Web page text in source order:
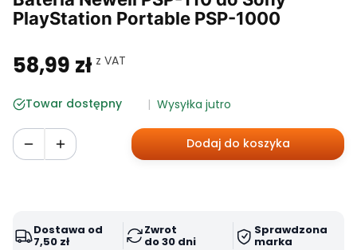
PlayStation Portable PSP-1000
Cena
58,99 zł w tym 23% VAT
z VAT
Towar dostępny Wysyłka jutro
Dodaj do koszyka
Dostawa od
7,50 zł
Zwrot
do 30 dni
Sprawdzona
marka